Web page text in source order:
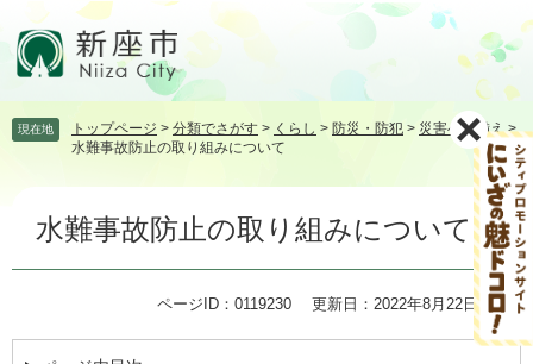
頭飛 現在地 トップページ > 分類でさがす > くらし > 防災・防犯 > 災害への備え>
水難事故防止の取り組みについて
水難事故防止の取り組みについて
ページID：0119230 更新日：2022年8月22日更新